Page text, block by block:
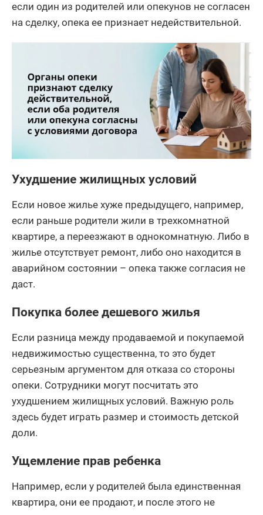
если один из родителей или опекунов не согласен
на сделку, опека ее признает недействительной.
Ухудшение жилищных условий
Если новое жилье хуже предыдущего, например,
если раньше родители жили в трехкомнатной
квартире, а переезжают в однокомнатную. Либо в
жилье отсутствует ремонт, либо оно находится в
аварийном состоянии – опека также согласия не
даст.
Покупка более дешевого жилья
Если разница между продаваемой и покупаемой
недвижимостью существенна, то это будет
серьезным аргументом для отказа со стороны
опеки. Сотрудники могут посчитать это
ухудшением жилищных условий. Важную роль
здесь будет играть размер и стоимость детской
доли.
Ущемление прав ребенка
Например, если у родителей была единственная
квартира, они ее продают, и после этого не